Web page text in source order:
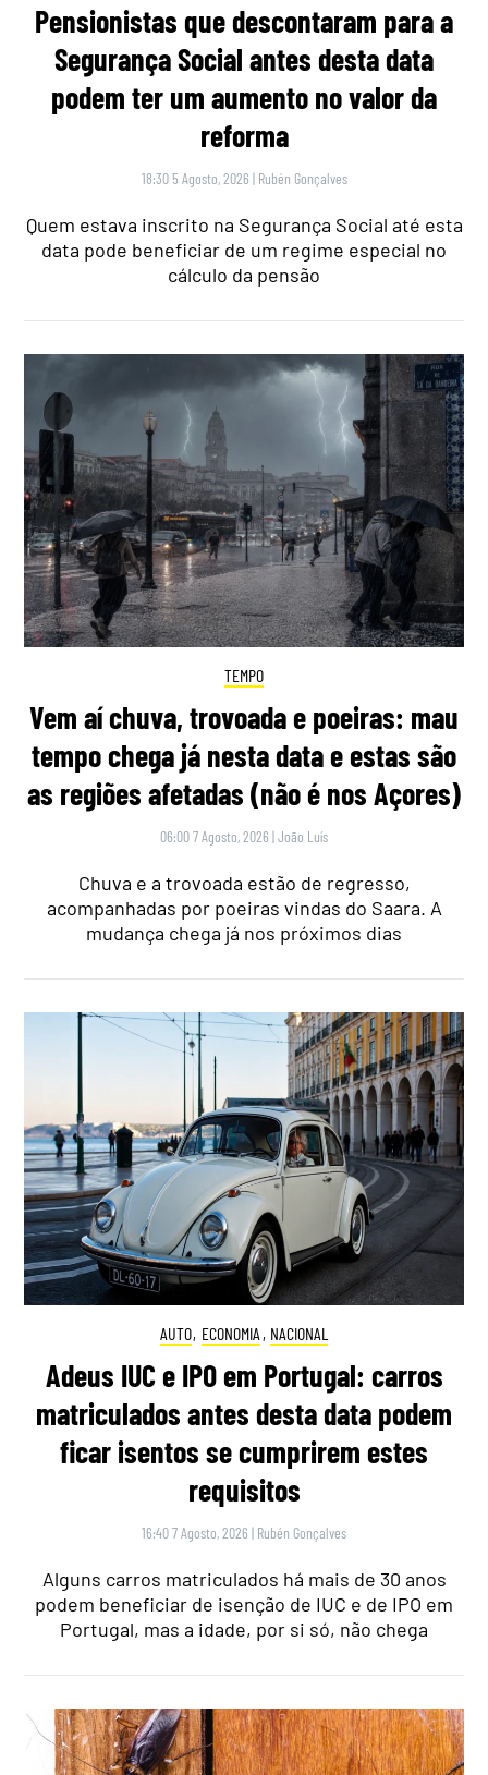
Pensionistas que descontaram para a
Segurança Social antes desta data
podem ter um aumento no valor da
reforma
18:30 5 Agosto, 2026 | Rubén Gonçalves
Quem estava inscrito na Segurança Social até esta
data pode beneficiar de um regime especial no
cálculo da pensão
TEMPO
Vem aí chuva, trovoada e poeiras: mau
tempo chega já nesta data e estas são
as regiões afetadas (não é nos Açores)
06:00 7 Agosto, 2026 |João Luís
Chuva e a trovoada estão de regresso,
acompanhadas por poeiras vindas do Saara. A
mudança chega já nos próximos dias
AUTO, ECONOMIA , NACIONAL
Adeus IUC e IPO em Portugal: carros
matriculados antes desta data podem
ficar isentos se cumprirem estes
requisitos
16:40 7 Agosto, 2026 | Rubén Gonçalves
Alguns carros matriculados há mais de 30 anos
podem beneficiar de isenção de IUC e de IPO em
Portugal, mas a idade, por si só, não chega